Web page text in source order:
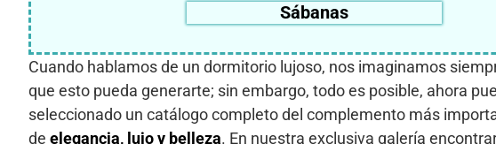
Sábanas
Cuando hablamos de un dormitorio lujoso, nos imaginamos
que esto pueda generarte; sin embargo, todo es posible, ahora
seleccionado un catálogo completo del complemento más
de elegancia, lujo y belleza. En nuestra exclusiva galería